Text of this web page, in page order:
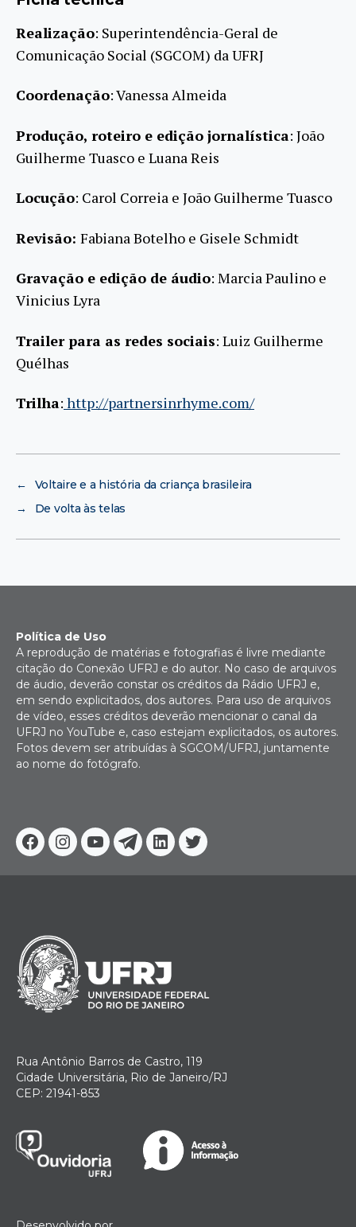
Realização: Superintendência-Geral de
Comunicação Social (SGCOM) da UFRJ
Coordenação: Vanessa Almeida
Produção, roteiro e edição jornalística: João
Guilherme Tuasco e Luana Reis
Locução: Carol Correia e João Guilherme Tuasco
Revisão: Fabiana Botelho e Gisele Schmidt
Gravação e edição de áudio: Marcia Paulino e
Vinicius Lyra
Trailer para as redes sociais: Luiz Guilherme
Quélhas
Trilha: http://partnersinrhyme.com/
←
Voltaire e a história da criança brasileira
→
De volta às telas
Facebook
Instagram
YoutubeTelegram
Linkedin
Twitter
Política de Uso
A reprodução de matérias e fotografias é livre mediante
citação do Conexão UFRJ e do autor. No caso de arquivos
de áudio, deverão constar os créditos da Rádio UFRJ e,
em sendo explicitados, dos autores. Para uso de arquivos
de vídeo, esses créditos deverão mencionar o canal da
UFRJ no YouTube e, caso estejam explicitados, os autores.
Fotos devem ser atribuídas à SGCOM/UFRJ, juntamente
ao nome do fotógrafo.
Rua Antônio Barros de Castro, 119
Cidade Universitária, Rio de Janeiro/RJ
CEP: 21941-853